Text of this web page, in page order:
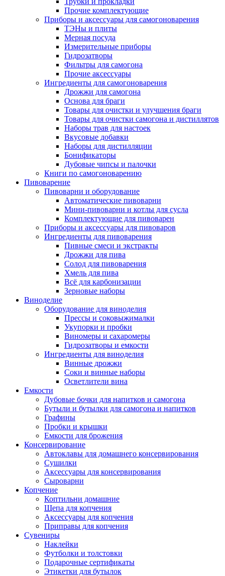
Прочие комплектующие
Приборы и аксессуары для самогоноварения
ТЭНы и плиты
Мерная посуда
Измерительные приборы
Гидрозатворы
Фильтры для самогона
Прочие аксессуары
Ингредиенты для самогоноварения
Дрожжи для самогона
Основа для браги
Товары для очистки и улучшения браги
Товары для очистки самогона и дистиллятов
Наборы трав для настоек
Вкусовые добавки
Наборы для дистилляции
Бонификаторы
Дубовые чипсы и палочки
Книги по самогоноварению
Пивоварение
Пивоварни и оборудование
Автоматические пивоварни
Мини-пивоварни и котлы для сусла
Комплектующие для пивоварен
Приборы и аксессуары для пивоваров
Ингредиенты для пивоварения
Пивные смеси и экстракты
Дрожжи для пива
Солод для пивоварения
Хмель для пива
Всё для карбонизации
Зерновые наборы
Виноделие
Оборудование для виноделия
Прессы и соковыжималки
Укупорки и пробки
Виномеры и сахаромеры
Гидрозатворы и емкости
Ингредиенты для виноделия
Винные дрожжи
Соки и винные наборы
Осветлители вина
Емкости
Дубовые бочки для напитков и самогона
Бутыли и бутылки для самогона и напитков
Графины
Пробки и крышки
Емкости для брожения
Консервирование
Автоклавы для домашнего консервирования
Сушилки
Аксессуары для консервирования
Сыроварни
Копчение
Коптильни домашние
Щепа для копчения
Аксессуары для копчения
Приправы для копчения
Сувениры
Наклейки
Футболки и толстовки
Подарочные сертификаты
Этикетки для бутылок